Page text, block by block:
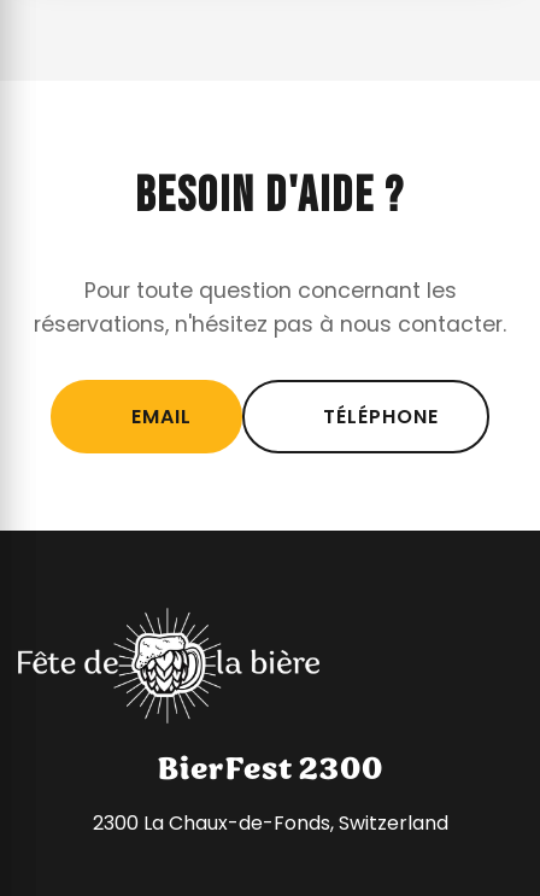
BESOIN D'AIDE ?
Pour toute question concernant les
réservations, n'hésitez pas à nous contacter.
EMAIL TÉLÉPHONE
BierFest 2300
2300 La Chaux-de-Fonds, Switzerland